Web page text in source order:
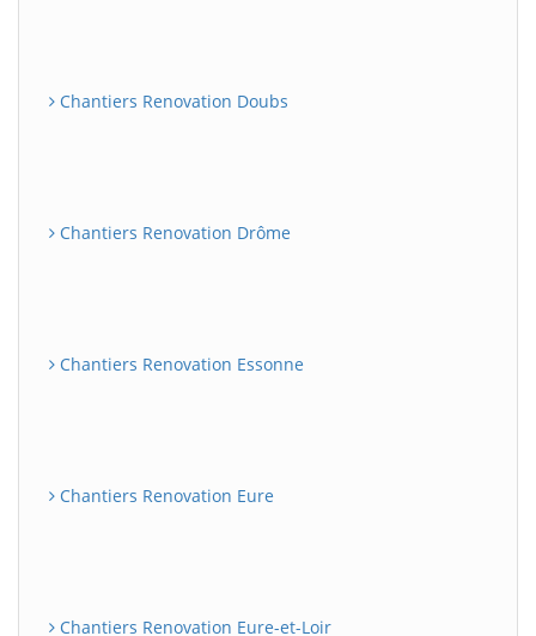
Chantiers Renovation Doubs
Chantiers Renovation Drôme
Chantiers Renovation Essonne
Chantiers Renovation Eure
Chantiers Renovation Eure-et-Loir